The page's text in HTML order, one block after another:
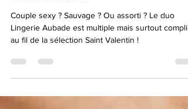
Idées cadeaux Aubade pour la
Saint-Valentin
Lingerie Aubade est multiple mais surtout
au fil de la sélection Saint Valentin !